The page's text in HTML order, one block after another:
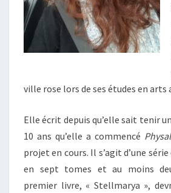
ville rose lors de ses études en arts
Elle écrit depuis qu’elle sait tenir
10 ans qu’elle a commencé
projet en cours. Il s’agit d’une
en sept tomes et au moins
premier livre, « Stellmarya »,